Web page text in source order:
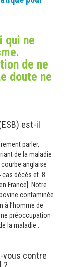
qui ne
de ne
doute ne
est-il
parler,
de la maladie
anglaise
cas décès et 8
France]. Notre
contaminée
à l’homme de
préoccupation
la maladie .
vous contre